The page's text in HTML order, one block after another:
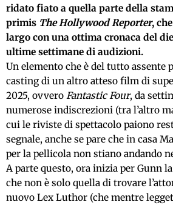
ridato fiato a quella parte della
primis The Hollywood Reporter,
largo con una ottima cronaca del
ultime settimane di audizioni.
Un elemento che è del tutto assente
casting di un altro atteso film di
2025, ovvero Fantastic Four, da
numerose indiscrezioni (tra l’altro
cui le riviste di spettacolo paiono
segnale, anche se pare che in casa
per la pellicola non stiano andando
A parte questo, ora inizia per Gunn
che non è solo quella di trovare
nuovo Lex Luthor (che mentre